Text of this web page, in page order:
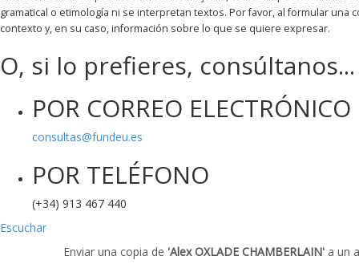
O, si lo prefieres, consúltanos...
POR CORREO ELECTRÓNICO
consultas@fundeu.es
POR TELÉFONO
(+34) 913 467 440
Escuchar
Enviar una copia de 'Alex OXLADE CHAMBERLAIN'a un